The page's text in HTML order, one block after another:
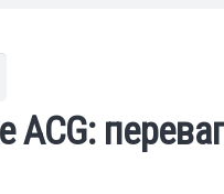
ACG: